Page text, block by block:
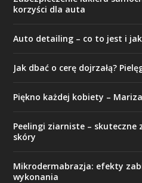
korzyści dla auta
Auto detailing – co to jest i
Jak dbać o cerę dojrzałą?
Piękno każdej kobiety –
Peelingi ziarniste – skuteczne
skóry
Mikrodermabrazja: efekty
wykonania